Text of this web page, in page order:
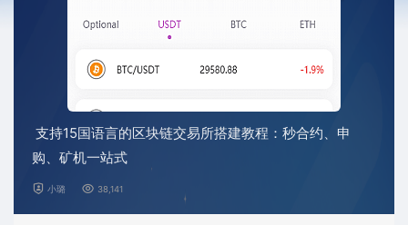
支持15国语言的区块链交易所搭建教程：秒合约、申
购、矿机一站式
小璐 38,141